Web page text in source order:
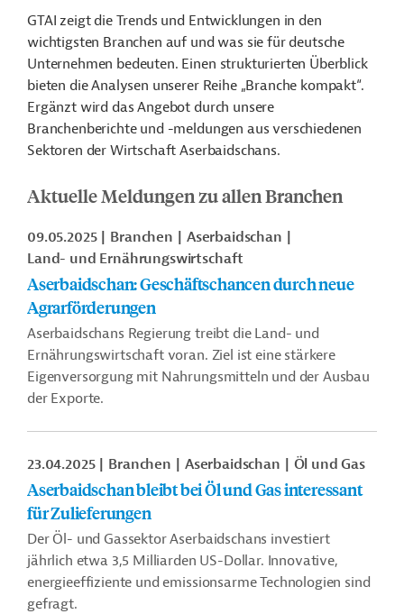
GTAI zeigt die Trends und Entwicklungen in den
wichtigsten Branchen auf und was sie für deutsche
Unternehmen bedeuten. Einen strukturierten Überblick
bieten die Analysen unserer Reihe „Branche kompakt“.
Ergänzt wird das Angebot durch unsere
Branchenberichte und -meldungen aus verschiedenen
Sektoren der Wirtschaft Aserbaidschans.
Aktuelle Meldungen zu allen Branchen
09.05.2025 Branchen
Aserbaidschan
Land- und Ernährungswirtschaft
Aserbaidschan: Geschäftschancen durch neue
Agrarförderungen
Aserbaidschans Regierung treibt die Land- und
Ernährungswirtschaft voran. Ziel ist eine stärkere
Eigenversorgung mit Nahrungsmitteln und der Ausbau
der Exporte.
23.04.2025 Branchen Aserbaidschan Öl und Gas
Aserbaidschan bleibt bei Öl und Gas interessant
für Zulieferungen
Der Öl- und Gassektor Aserbaidschans investiert
jährlich etwa 3,5 Milliarden US-Dollar. Innovative,
energieeffiziente und emissionsarme Technologien sind
gefragt.